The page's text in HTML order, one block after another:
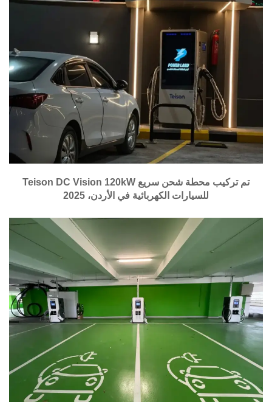
تم تركيب محطة شحن سريع Teison DC Vision 120kW
للسيارات الكهربائية في الأردن، 2025